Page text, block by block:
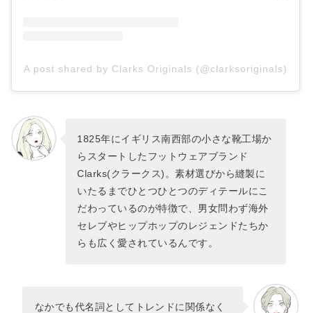
A post shared by Clarks Originals (@clarksoriginals)
1825年にイギリス南西部の小さな靴工場か
らスタートしたフットウェアブランド
Clarks(クラークス)。素材選びから縫製に
いたるまでひとつひとつのディテールにこ
だわっているのが特徴で、男女問わず海外
セレブやヒップホップのレジェンドたちか
らも広く愛されているんです。
なかでも代名詞としてトレンドに関係なく